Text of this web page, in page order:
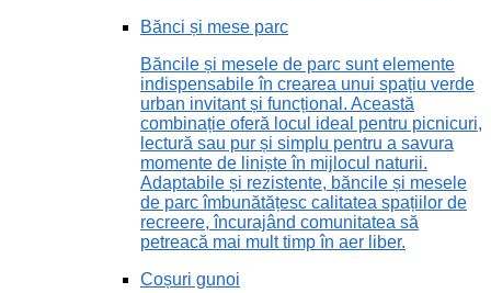
Bănci și mese parc
Băncile și mesele de parc sunt elemente
indispensabile în crearea unui spațiu verde
urban invitant și funcțional. Această
combinație oferă locul ideal pentru picnicuri,
lectură sau pur și simplu pentru a savura
momente de liniște în mijlocul naturii.
Adaptabile și rezistente, băncile și mesele
de parc îmbunătățesc calitatea spațiilor de
recreere, încurajând comunitatea să
petreacă mai mult timp în aer liber.
Coșuri gunoi